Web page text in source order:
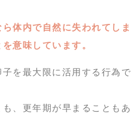
体内で自然に失われてしま
意味しています。
を最大限に活用する行為
、更年期が早まることもあ